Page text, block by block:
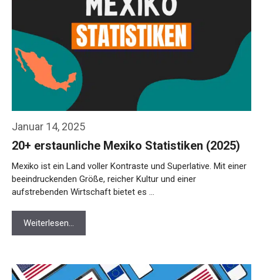
Januar 14, 2025
20+ erstaunliche Mexiko Statistiken (2025)
Mexiko ist ein Land voller Kontraste und Superlative. Mit einer
beeindruckenden Größe, reicher Kultur und einer
aufstrebenden Wirtschaft bietet es …
Weiterlesen…